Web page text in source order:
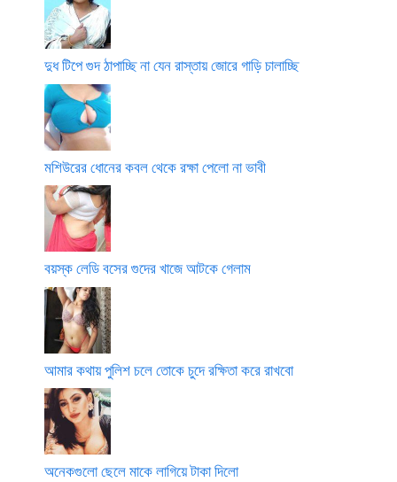
দুধ টিপে গুদ ঠাপাচ্ছি না যেন রাস্তায় জোরে গাড়ি চালাচ্ছি
মশিউরের ধোনের কবল থেকে রক্ষা পেলো না ভাবী
বয়স্ক লেডি বসের গুদের খাজে আটকে গেলাম
আমার কথায় পুলিশ চলে তোকে চুদে রক্ষিতা করে রাখবো
অনেকগুলো ছেলে মাকে লাগিয়ে টাকা দিলো